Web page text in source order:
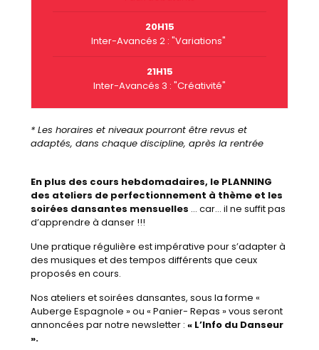
20H15
Inter-Avancés 2 : "Variations"
21H15
Inter-Avancés 3 : "Créativité"
* Les horaires et niveaux pourront être revus et
adaptés, dans chaque discipline, après la rentrée
En plus des cours hebdomadaires, le PLANNING
des ateliers de perfectionnement à thème et les
soirées dansantes mensuelles … car… il ne suffit pas
d’apprendre à danser !!!
Une pratique régulière est impérative pour s’adapter à
des musiques et des tempos différents que ceux
proposés en cours.
Nos ateliers et soirées dansantes, sous la forme «
Auberge Espagnole » ou « Panier- Repas » vous seront
annoncées par notre newsletter : « L’Info du Danseur
».